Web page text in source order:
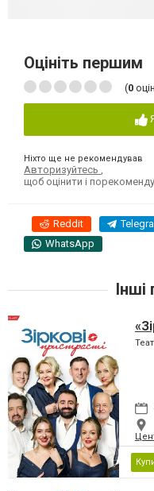
Оцініть першим
(0
Ніхто ще не рекомендував
Авторизуйтесь
щоб оцінити і
Reddit
WhatsApp
Інші